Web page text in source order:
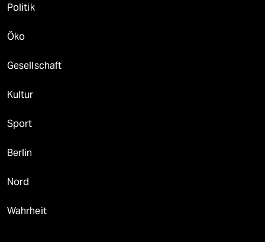
Politik
Öko
Gesellschaft
Kultur
Sport
Berlin
Nord
Wahrheit